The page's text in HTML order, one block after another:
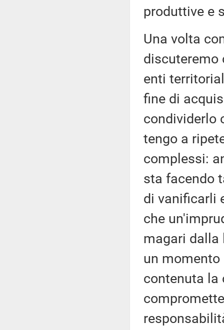
produttive e
Una volta
discuteremo
enti
fine di
condividerlo
tengo a
complessi:
sta facendo
di vanificarli
che
magari dalla
un
contenuta la